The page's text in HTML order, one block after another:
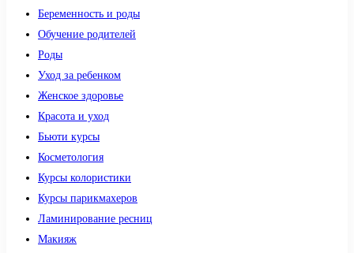
Беременность и роды
Обучение родителей
Роды
Уход за ребенком
Женское здоровье
Красота и уход
Бьюти курсы
Косметология
Курсы колористики
Курсы парикмахеров
Ламинирование ресниц
Макияж